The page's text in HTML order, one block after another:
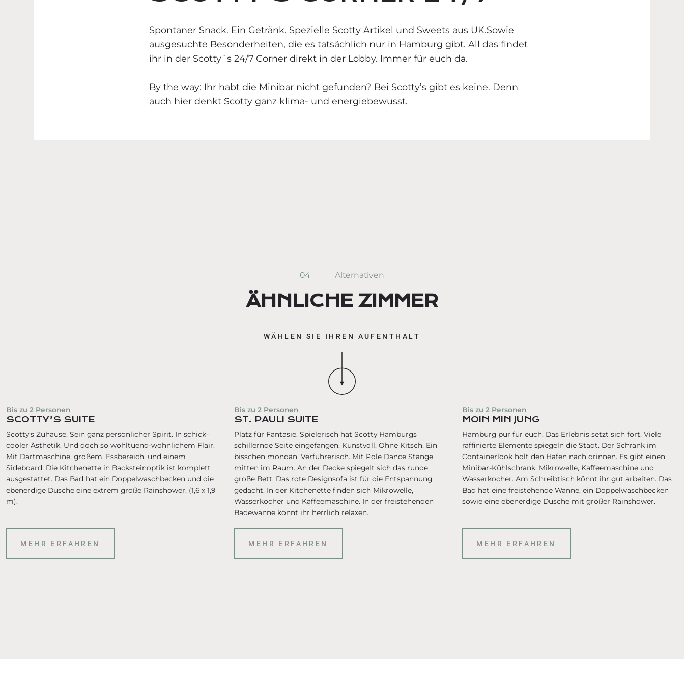
Spontaner Snack. Ein Getränk. Spezielle Scotty Artikel und Sweets aus UK.Sowie
ausgesuchte Besonderheiten, die es tatsächlich nur in Hamburg gibt. All das findet
ihr in der Scotty´s 24/7 Corner direkt in der Lobby. Immer für euch da.
By the way: Ihr habt die Minibar nicht gefunden? Bei Scotty’s gibt es keine. Denn
auch hier denkt Scotty ganz klima- und energiebewusst.
04 Alternativen
ÄHNLICHE ZIMMER
WÄHLEN SIE IHREN AUFENTHALT
MEHR ERFAHREN
Bis zu 2Personen
SCOTTY’S SUITE
Scotty’s Zuhause. Sein ganz persönlicher Spirit. In schick-
cooler Ästhetik. Und doch so wohltuend-wohnlichem Flair.
Mit Dartmaschine, großem, Essbereich, und einem
Sideboard. Die Kitchenette in Backsteinoptik ist komplett
ausgestattet. Das Bad hat ein Doppelwaschbecken und die
ebenerdige Dusche eine extrem große Rainshower. (1,6 x 1,9
m).
MEHR ERFAHREN
Bis zu 2Personen
ST. PAULI SUITE
Platz für Fantasie. Spielerisch hat Scotty Hamburgs
schillernde Seite eingefangen. Kunstvoll. Ohne Kitsch. Ein
bisschen mondän. Verführerisch. Mit Pole Dance Stange
mitten im Raum. An der Decke spiegelt sich das runde,
große Bett. Das rote Designsofa ist für die Entspannung
gedacht. In der Kitchenette finden sich Mikrowelle,
Wasserkocher und Kaffeemaschine. In der freistehenden
Badewanne könnt ihr herrlich relaxen.
MEHR ERFAHREN
Bis zu 2Personen
MOIN MIN JUNG
Hamburg pur für euch. Das Erlebnis setzt sich fort. Viele
raffinierte Elemente spiegeln die Stadt. Der Schrank im
Containerlook holt den Hafen nach drinnen. Es gibt einen
Minibar-Kühlschrank, Mikrowelle, Kaffeemaschine und
Wasserkocher. Am Schreibtisch könnt ihr gut arbeiten. Das
Bad hat eine freistehende Wanne, ein Doppelwaschbecken
sowie eine ebenerdige Dusche mit großer Rainshower.